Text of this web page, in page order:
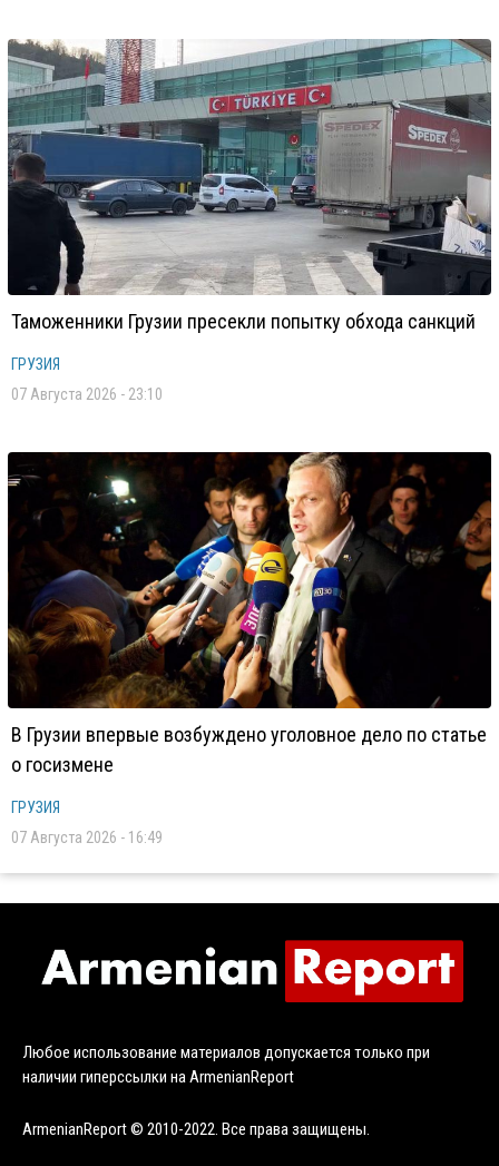
Таможенники Грузии пресекли попытку обхода санкций
ГРУЗИЯ
07 Августа 2026 - 23:10
В Грузии впервые возбуждено уголовное дело по статье
о госизмене
ГРУЗИЯ
07 Августа 2026 - 16:49
Любое использование материалов допускается только при
наличии гиперссылки на ArmenianReport
ArmenianReport © 2010-2022. Все права защищены.